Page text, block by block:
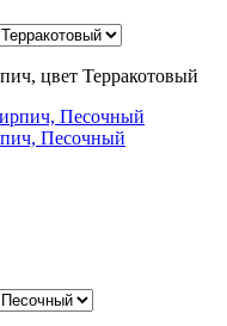
цвет Терракотовый
Песочный